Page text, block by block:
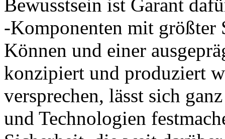
Bewusstsein ist Garant
-Komponenten mit
Können und einer
konzipiert und produziert
versprechen, lässt sich
und Technologien